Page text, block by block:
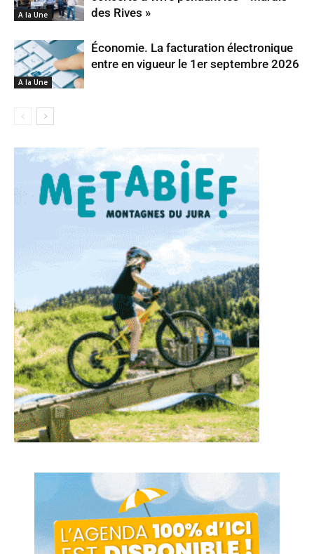
A la Une
des Rives »
A la Une
Économie. La facturation électronique
entre en vigueur le 1er septembre 2026